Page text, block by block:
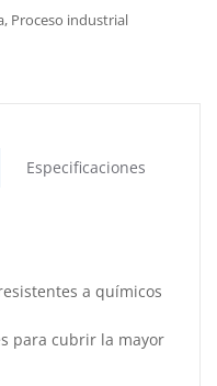
, Proceso industrial
Especificaciones
a químicos
para cubrir la mayor